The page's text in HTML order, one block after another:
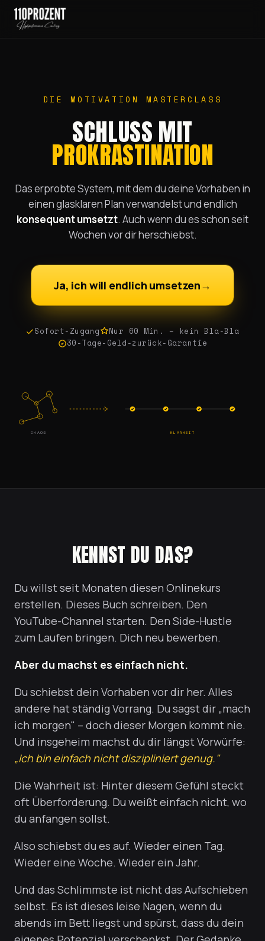
DIE MOTIVATION MASTERCLASS
SCHLUSS MIT
PROKRASTINATION
Das erprobte System, mit dem du deine Vorhaben in
einen glasklaren Plan verwandelst und endlich
konsequent umsetzt. Auch wenn du es schon seit
Wochen vor dir herschiebst.
Ja, ich will endlich umsetzen→
Sofort-Zugang
Nur 60 Min. – kein Bla-Bla
30-Tage-Geld-zurück-Garantie
CHAOS KLARHEIT
KENNST DU DAS?
Du willst seit Monaten diesen Onlinekurs
erstellen. Dieses Buch schreiben. Den
YouTube-Channel starten. Den Side-Hustle
zum Laufen bringen. Dich neu bewerben.
Aber du machst es einfach nicht.
Du schiebst dein Vorhaben vor dir her. Alles
andere hat ständig Vorrang. Du sagst dir „mach
ich morgen" – doch dieser Morgen kommt nie.
Und insgeheim machst du dir längst Vorwürfe:
„Ich bin einfach nicht diszipliniert genug."
Die Wahrheit ist: Hinter diesem Gefühl steckt
oft Überforderung. Du weißt einfach nicht, wo
du anfangen sollst.
Also schiebst du es auf. Wieder einen Tag.
Wieder eine Woche. Wieder ein Jahr.
Und das Schlimmste ist nicht das Aufschieben
selbst. Es ist dieses leise Nagen, wenn du
abends im Bett liegst und spürst, dass du dein